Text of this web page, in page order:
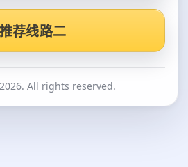
推荐线路二
All rights reserved.